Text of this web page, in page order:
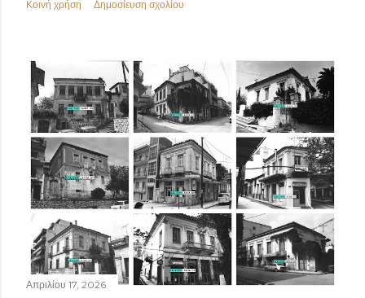
Κοινή χρήση Δημοσίευση σχολίου
Απριλίου 17, 2026